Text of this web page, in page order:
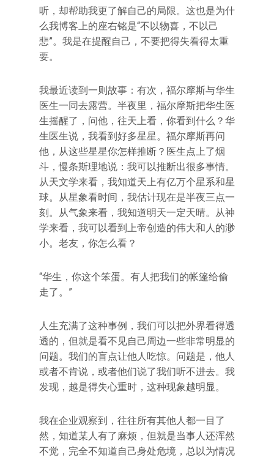
听，却帮助我更了解自己的局限。这也是为什
么我博客上的座右铭是“不以物喜，不以己
悲”。我是在提醒自己，不要把得失看得太重
要。
我最近读到一则故事：有次，福尔摩斯与华生
医生一同去露营。半夜里，福尔摩斯把华生医
生摇醒了，问他，往天上看，你看到什么？华
生医生说，我看到好多星星。福尔摩斯再问
他，从这些星星你怎样推断？医生点上了烟
斗，慢条斯理地说：我可以推断出很多事情。
从天文学来看，我知道天上有亿万个星系和星
球。从星象看时间，我估计现在是半夜三点一
刻。从气象来看，我知道明天一定天晴。从神
学来看，我可以看到上帝创造的伟大和人的渺
小。老友，你怎么看？
“华生，你这个笨蛋。有人把我们的帐篷给偷
走了。”
人生充满了这种事例，我们可以把外界看得透
透的，但就是看不见自己周边一些非常明显的
问题。我们的盲点让他人吃惊。问题是，他人
或者不肯说，或者他们说了我们听不进去。我
发现，越是得失心重时，这种现象越明显。
我在企业观察到，往往所有其他人都一目了
然，知道某人有了麻烦，但就是当事人还浑然
不觉，完全不知道自己身处危境，总以为情况